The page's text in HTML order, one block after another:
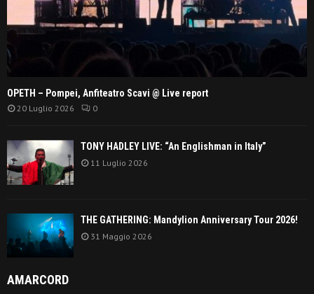
OPETH – Pompei, Anfiteatro Scavi @ Live report
20 Luglio 2026 0
TONY HADLEY LIVE: “An Englishman in Italy”
11 Luglio 2026
THE GATHERING: Mandylion Anniversary Tour 2026!
31 Maggio 2026
AMARCORD